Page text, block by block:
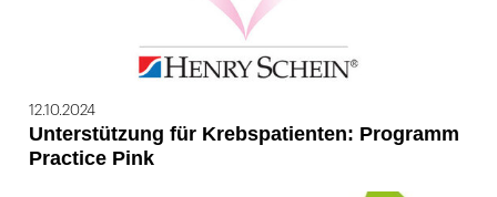
12.10.2024
Unterstützung für Krebspatienten: Programm
Practice Pink